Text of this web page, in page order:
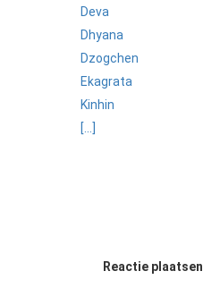
Deva
Dhyana
Dzogchen
Ekagrata
Kinhin
[...]
Reactie plaatsen